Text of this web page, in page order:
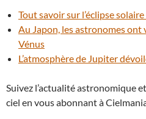
Tout savoir sur l’éclipse
Au Japon, les astronomes ont
Vénus
L’atmosphère de Jupiter
Suivez l’actualité astronomique
ciel en vous abonnant à